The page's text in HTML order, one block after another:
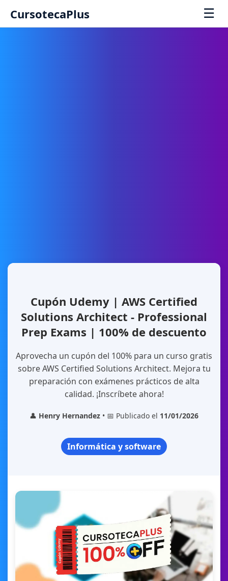
CursotecaPlus ☰
Cupón Udemy | AWS Certified
Solutions Architect - Professional
Prep Exams | 100% de descuento
Aprovecha un cupón del 100% para un curso gratis
sobre AWS Certified Solutions Architect. Mejora tu
preparación con exámenes prácticos de alta
calidad. ¡Inscríbete ahora!
👤 Henry Hernandez • 📅 Publicado el 11/01/2026
Informática y software